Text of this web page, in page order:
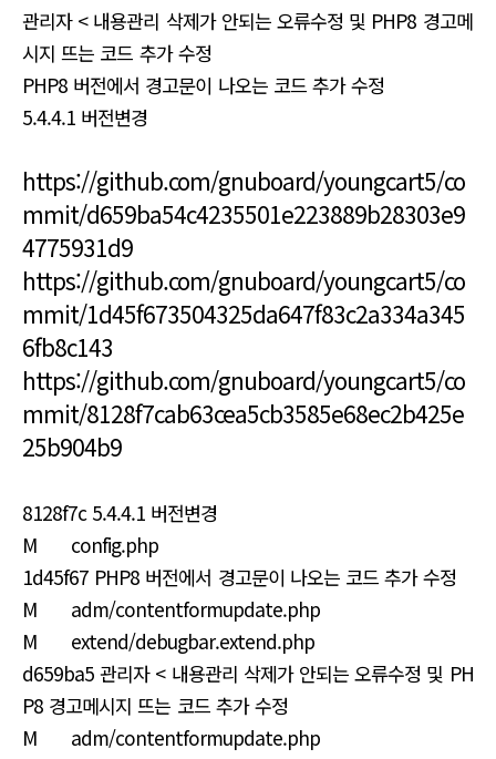
관리자 < 내용관리 삭제가 안되는 오류수정 및 PHP8 경고메
시지 뜨는 코드 추가 수정
PHP8 버전에서 경고문이 나오는 코드 추가 수정
5.4.4.1 버전변경
https://github.com/gnuboard/youngcart5/co
mmit/d659ba54c4235501e223889b28303e9
4775931d9
https://github.com/gnuboard/youngcart5/co
mmit/1d45f673504325da647f83c2a334a345
6fb8c143
https://github.com/gnuboard/youngcart5/co
mmit/8128f7cab63cea5cb3585e68ec2b425e
25b904b9
8128f7c 5.4.4.1 버전변경
M config.php
1d45f67 PHP8 버전에서 경고문이 나오는 코드 추가 수정
M adm/contentformupdate.php
M extend/debugbar.extend.php
d659ba5 관리자 < 내용관리 삭제가 안되는 오류수정 및 PH
P8 경고메시지 뜨는 코드 추가 수정
M adm/contentformupdate.php